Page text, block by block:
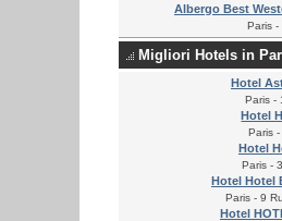
Albergo Best
Paris -
Migliori Hotels in
Hotel
Paris -
Hotel
Paris
Hotel
Paris -
Hotel Hotel
Paris - 9
Hotel